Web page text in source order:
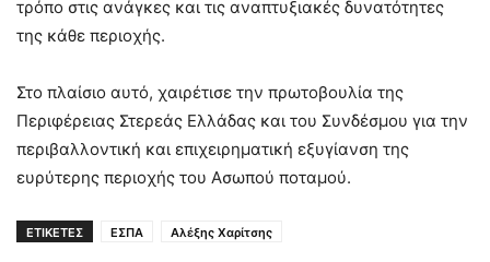
τρόπο στις ανάγκες και τις αναπτυξιακές δυνατότητες
της κάθε περιοχής.
Στο πλαίσιο αυτό, χαιρέτισε την πρωτοβουλία της
Περιφέρειας Στερεάς Ελλάδας και του Συνδέσμου για την
περιβαλλοντική και επιχειρηματική εξυγίανση της
ευρύτερης περιοχής του Ασωπού ποταμού.
ΕΤΙΚΕΤΕΣ ΕΣΠΑ Αλέξης Χαρίτσης